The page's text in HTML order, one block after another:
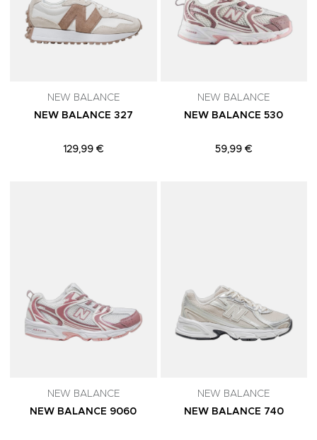
NEW BALANCE
NEW BALANCE 327
129,99 €
NEW BALANCE
NEW BALANCE 530
59,99 €
NEW BALANCE
NEW BALANCE 9060
NEW BALANCE
NEW BALANCE 740